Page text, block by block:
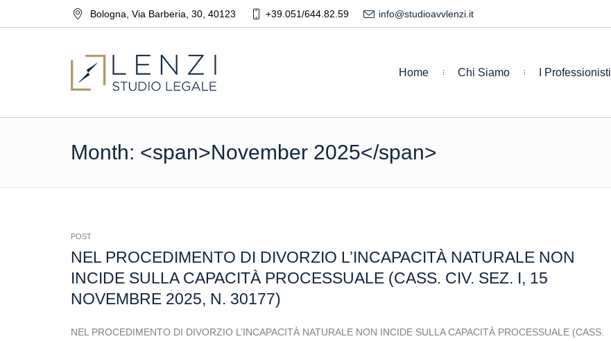
Bologna Via Barberia, 30, 40123 +39.051/644.82.59 info@studioavvlenzi.it
Home Chi Siamo I Professionisti
Month: <span>November 2025</span>
POST
NEL PROCEDIMENTO DI DIVORZIO L’INCAPACITÀ NATURALE NON
INCIDE SULLA CAPACITÀ PROCESSUALE (CASS. CIV. SEZ. I, 15
NOVEMBRE 2025, N. 30177)
NEL PROCEDIMENTO DI DIVORZIO L’INCAPACITÀ NATURALE NON INCIDE SULLA CAPACITÀ PROCESSUALE (CASS.